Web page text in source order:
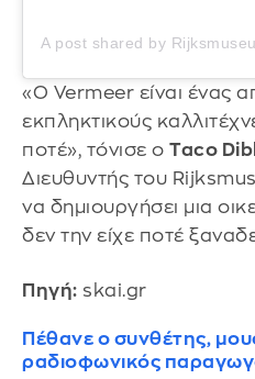
A post shared by
«Ο Vermeer είναι ένας
εκπληκτικούς
ποτέ», τόνισε ο Taco
Διευθυντής του
να δημιουργήσει μια
δεν την είχε ποτέ
Πηγή: skai.gr
Πέθανε ο συνθέτης,
ραδιοφωνικός